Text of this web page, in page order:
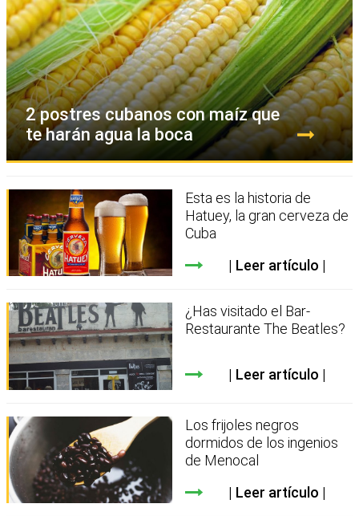
2 postres cubanos con maíz que
te harán agua la boca
Esta es la historia de
Hatuey, la gran cerveza de
Cuba
Leer artículo
¿Has visitado el Bar-
Restaurante The Beatles?
Leer artículo
Los frijoles negros
dormidos de los ingenios
de Menocal
Leer artículo